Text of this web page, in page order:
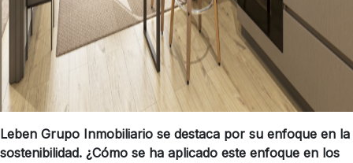
Leben Grupo Inmobiliario se destaca por su enfoque en la
sostenibilidad. ¿Cómo se ha aplicado este enfoque en los